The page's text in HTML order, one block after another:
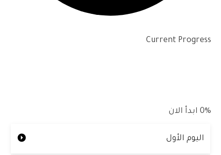
Current Progress
0% ابدأ الان
اليوم الأول